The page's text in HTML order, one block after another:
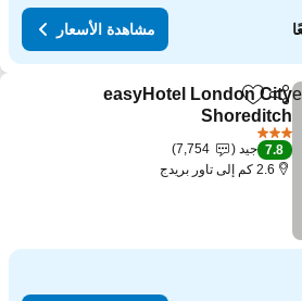
مشاهدة الأسعار
مشاركةAdd to favorites
easyHotel London City
Shoreditch
7.8 جيد
7,754
2.6 كم إلى تاور بريدج